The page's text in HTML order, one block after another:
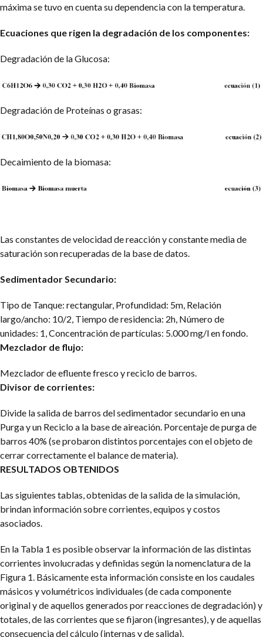
máxima se tuvo en cuenta su dependencia con la temperatura.
Ecuaciones que rigen la degradación de los componentes:
Degradación de la Glucosa:
Degradación de Proteínas o grasas:
Decaimiento de la biomasa:
Las constantes de velocidad de reacción y constante media de
saturación son recuperadas de la base de datos.
Sedimentador Secundario:
Tipo de Tanque: rectangular, Profundidad: 5m, Relación
largo/ancho: 10/2, Tiempo de residencia: 2h, Número de
unidades: 1, Concentración de partículas: 5.000 mg/l en fondo.
Mezclador de flujo:
Mezclador de efluente fresco y reciclo de barros.
Divisor de corrientes:
Divide la salida de barros del sedimentador secundario en una
Purga y un Reciclo a la base de aireación. Porcentaje de purga de
barros 40% (se probaron distintos porcentajes con el objeto de
cerrar correctamente el balance de materia).
RESULTADOS OBTENIDOS
Las siguientes tablas, obtenidas de la salida de la simulación,
brindan información sobre corrientes, equipos y costos
asociados.
En la Tabla 1 es posible observar la información de las distintas
corrientes involucradas y definidas según la nomenclatura de la
Figura 1. Básicamente esta información consiste en los caudales
másicos y volumétricos individuales (de cada componente
original y de aquellos generados por reacciones de degradación) y
totales, de las corrientes que se fijaron (ingresantes), y de aquellas
consecuencia del cálculo (internas y de salida).